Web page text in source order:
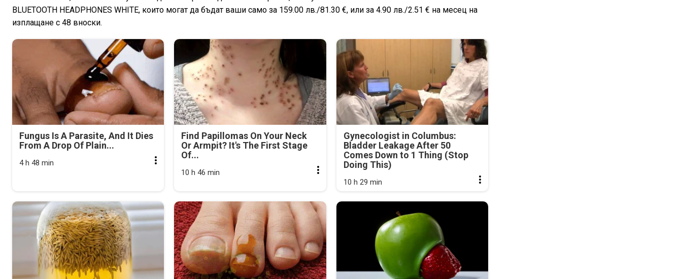
BLUETOOTH HEADPHONES WHITE, които могат да бъдат ваши само за 159.00 лв./81.30 €, или за 4.90 лв./2.51 € на месец на
изплащане с 48 вноски.
Fungus Is A Parasite, And It Dies
From A Drop Of Plain...
4 h 48 min
Find Papillomas On Your Neck
Or Armpit? It's The First Stage
Of...
10 h 46 min
Gynecologist in Columbus:
Bladder Leakage After 50
Comes Down to 1 Thing (Stop
Doing This)
10 h 29 min